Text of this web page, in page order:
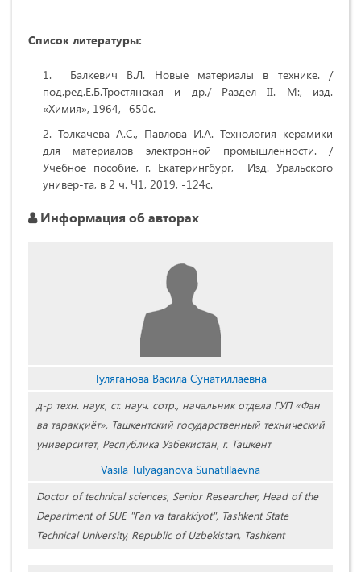
Список литературы:
Балкевич В.Л. Новые материалы в технике. /
под.ред.Е.Б.Тростянская и др./ Раздел II. М:, изд.
«Химия», 1964, -650с.
Толкачева А.С., Павлова И.А. Технология керамики
для материалов электронной промышленности. /
Учебное пособие, г. Екатерингбург, Изд. Уральского
универ-та, в 2 ч. Ч1, 2019, -124с.
Информация об авторах
Туляганова Васила Сунатиллаевна
д-р техн. наук, ст. науч. сотр., начальник отдела ГУП «Фан
ва тараққиёт», Ташкентский государственный технический
университет, Республика Узбекистан, г. Ташкент
Vasila Tulуaganova Sunatillaevna
Doctor of technical sciences, Senior Researcher, Head of the
Department of SUE "Fan va tarakkiyot", Tashkent State
Technical University, Republic of Uzbekistan, Tashkent